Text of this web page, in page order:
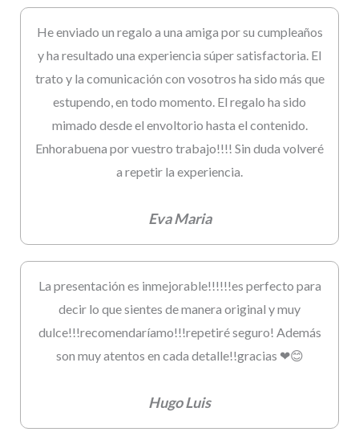
He enviado un regalo a una amiga por su cumpleaños
y ha resultado una experiencia súper satisfactoria. El
trato y la comunicación con vosotros ha sido más que
estupendo, en todo momento. El regalo ha sido
mimado desde el envoltorio hasta el contenido.
Enhorabuena por vuestro trabajo!!!! Sin duda volveré
a repetir la experiencia.
Eva Maria
La presentación es inmejorable!!!!!!es perfecto para
decir lo que sientes de manera original y muy
dulce!!!recomendaríamo!!!repetiré seguro! Además
son muy atentos en cada detalle!!gracias ❤😊
Hugo Luis